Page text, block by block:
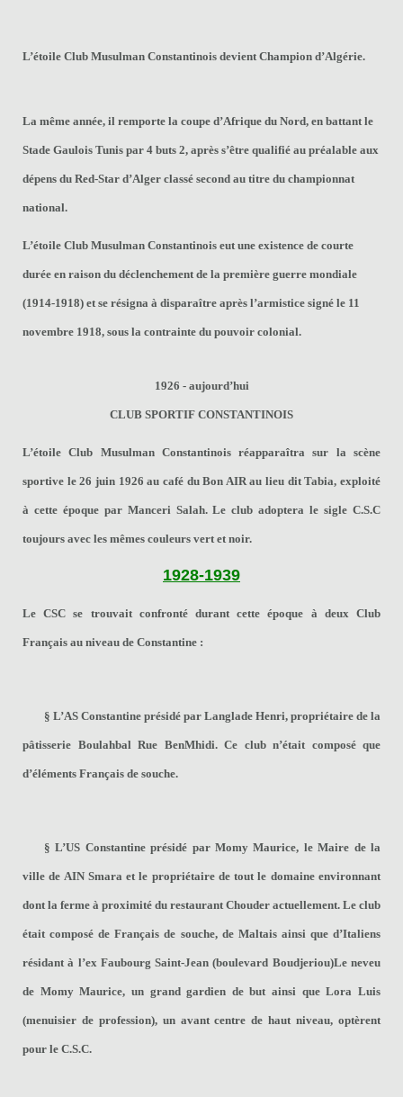
L’étoile Club Musulman Constantinois devient Champion d’Algérie.
La même année, il remporte la coupe d’Afrique du Nord, en battant le
Stade Gaulois Tunis par 4 buts 2, après s’être qualifié au préalable aux
dépens du Red-Star d’Alger classé second au titre du championnat
national.
L’étoile Club Musulman Constantinois eut une existence de courte
durée en raison du déclenchement de la première guerre mondiale
(1914-1918) et se résigna à disparaître après l’armistice signé le 11
novembre 1918, sous la contrainte du pouvoir colonial.
1926 - aujourd’hui
CLUB SPORTIF CONSTANTINOIS
L’étoile Club Musulman Constantinois réapparaîtra sur la scène
sportive le 26 juin 1926 au café du Bon AIR au lieu dit Tabia, exploité
à cette époque par Manceri Salah. Le club adoptera le sigle C.S.C
toujours avec les mêmes couleurs vert et noir.
1928-1939
Le CSC se trouvait confronté durant cette époque à deux Club
Français au niveau de Constantine :
§ L’AS Constantine présidé par Langlade Henri, propriétaire de la
pâtisserie Boulahbal Rue BenMhidi. Ce club n’était composé que
d’éléments Français de souche.
§L’US Constantineprésidé par Momy Maurice, le Maire de la
ville de AIN Smara et le propriétaire de tout le domaine environnant
dont la ferme à proximité du restaurant Chouder actuellement. Le club
était composé de Français de souche, de Maltais ainsi que d’Italiens
résidant à l’ex Faubourg Saint-Jean (boulevard Boudjeriou)Le neveu
de Momy Maurice, un grand gardien de but ainsi que Lora Luis
(menuisier de profession), un avant centre de haut niveau, optèrent
pour le C.S.C.